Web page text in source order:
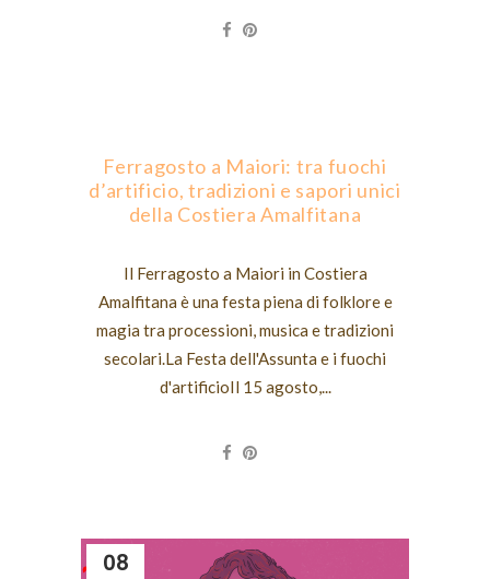
Ferragosto a Maiori: tra fuochi
d’artificio, tradizioni e sapori unici
della Costiera Amalfitana
Il Ferragosto a Maiori in Costiera
Amalfitana è una festa piena di folklore e
magia tra processioni, musica e tradizioni
secolari.La Festa dell'Assunta e i fuochi
d'artificioIl 15 agosto,...
08